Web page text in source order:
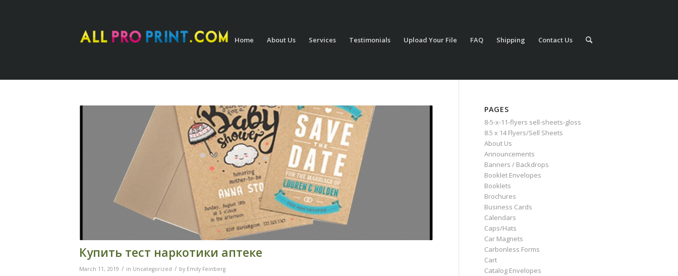
Home About Us Services Testimonials Upload Your File FAQ Shipping Contact Us
Купить тест наркотики аптеке
March 11, 2019 / in Uncategorized / by Emily Feinberg
PAGES
8-5-x-11-flyers sell-sheets-gloss
8.5 x 14 Flyers/Sell Sheets
About Us
Announcements
Banners / Backdrops
Booklet Envelopes
Booklets
Brochures
Business Cards
Calendars
Caps/Hats
Car Magnets
Carbonless Forms
Cart
Catalog Envelopes